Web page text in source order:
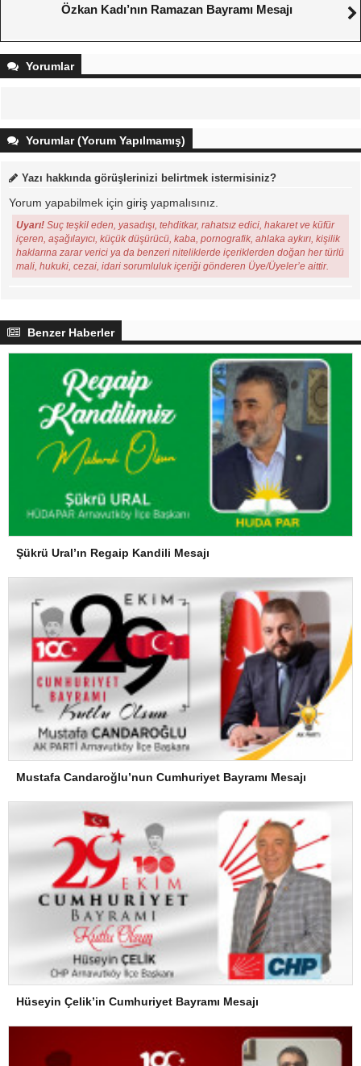
Özkan Kadı’nın Ramazan Bayramı Mesajı
Yorumlar
Yorumlar (Yorum Yapılmamış)
Yazı hakkında görüşlerinizi belirtmek istermisiniz?
Yorum yapabilmek için giriş yapmalısınız.
Uyarı! Suç teşkil eden, yasadışı, tehditkar, rahatsız edici, hakaret ve küfür
içeren, aşağılayıcı, küçük düşürücü, kaba, pornografik, ahlaka aykırı, kişilik
haklarına zarar verici ya da benzeri niteliklerde içeriklerden doğan her türlü
mali, hukuki, cezai, idari sorumluluk içeriği gönderen Üye/Üyeler’e aittir.
Benzer Haberler
Şükrü Ural’ın Regaip Kandili Mesajı
Mustafa Candaroğlu’nun Cumhuriyet Bayramı Mesajı
Hüseyin Çelik’in Cumhuriyet Bayramı Mesajı